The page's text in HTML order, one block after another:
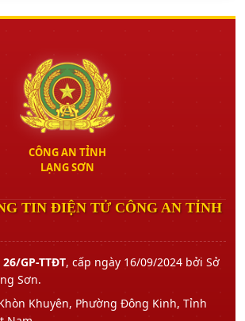
CÔNG AN TỈNH
LẠNG SƠN
TIN ĐIỆN TỬ CÔNG AN TỈNH
26/GP-TTĐT, cấp ngày 16/09/2024 bởi Sở
Sơn.
Khuyên, Phường Đông Kinh, Tỉnh